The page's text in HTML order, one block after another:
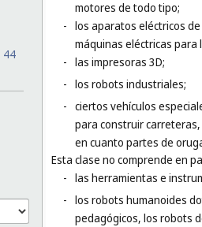
44
motores de todo tipo;
- los aparatos eléctricos
máquinas eléctricas
- las impresoras 3D;
- los robots industriales;
- ciertos vehículos
para construir
en cuanto partes de
Esta clase no comprende en
- las herramientas e
- los robots humanoides
pedagógicos, los robots